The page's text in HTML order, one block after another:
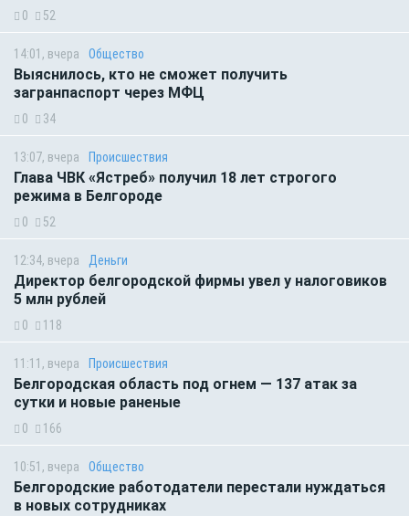
0 52
14:01, вчера Общество
Выяснилось, кто не сможет получить
загранпаспорт через МФЦ
0 34
13:07, вчера Происшествия
Глава ЧВК «Ястреб» получил 18 лет строгого
режима в Белгороде
0 52
12:34, вчера Деньги
Директор белгородской фирмы увел у налоговиков
5 млн рублей
0 118
11:11, вчера Происшествия
Белгородская область под огнем — 137 атак за
сутки и новые раненые
0 166
10:51, вчера Общество
Белгородские работодатели перестали нуждаться
в новых сотрудниках